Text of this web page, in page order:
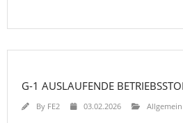
G-1 AUSLAUFENDE
By FE2 03.02.2026 Allgemein